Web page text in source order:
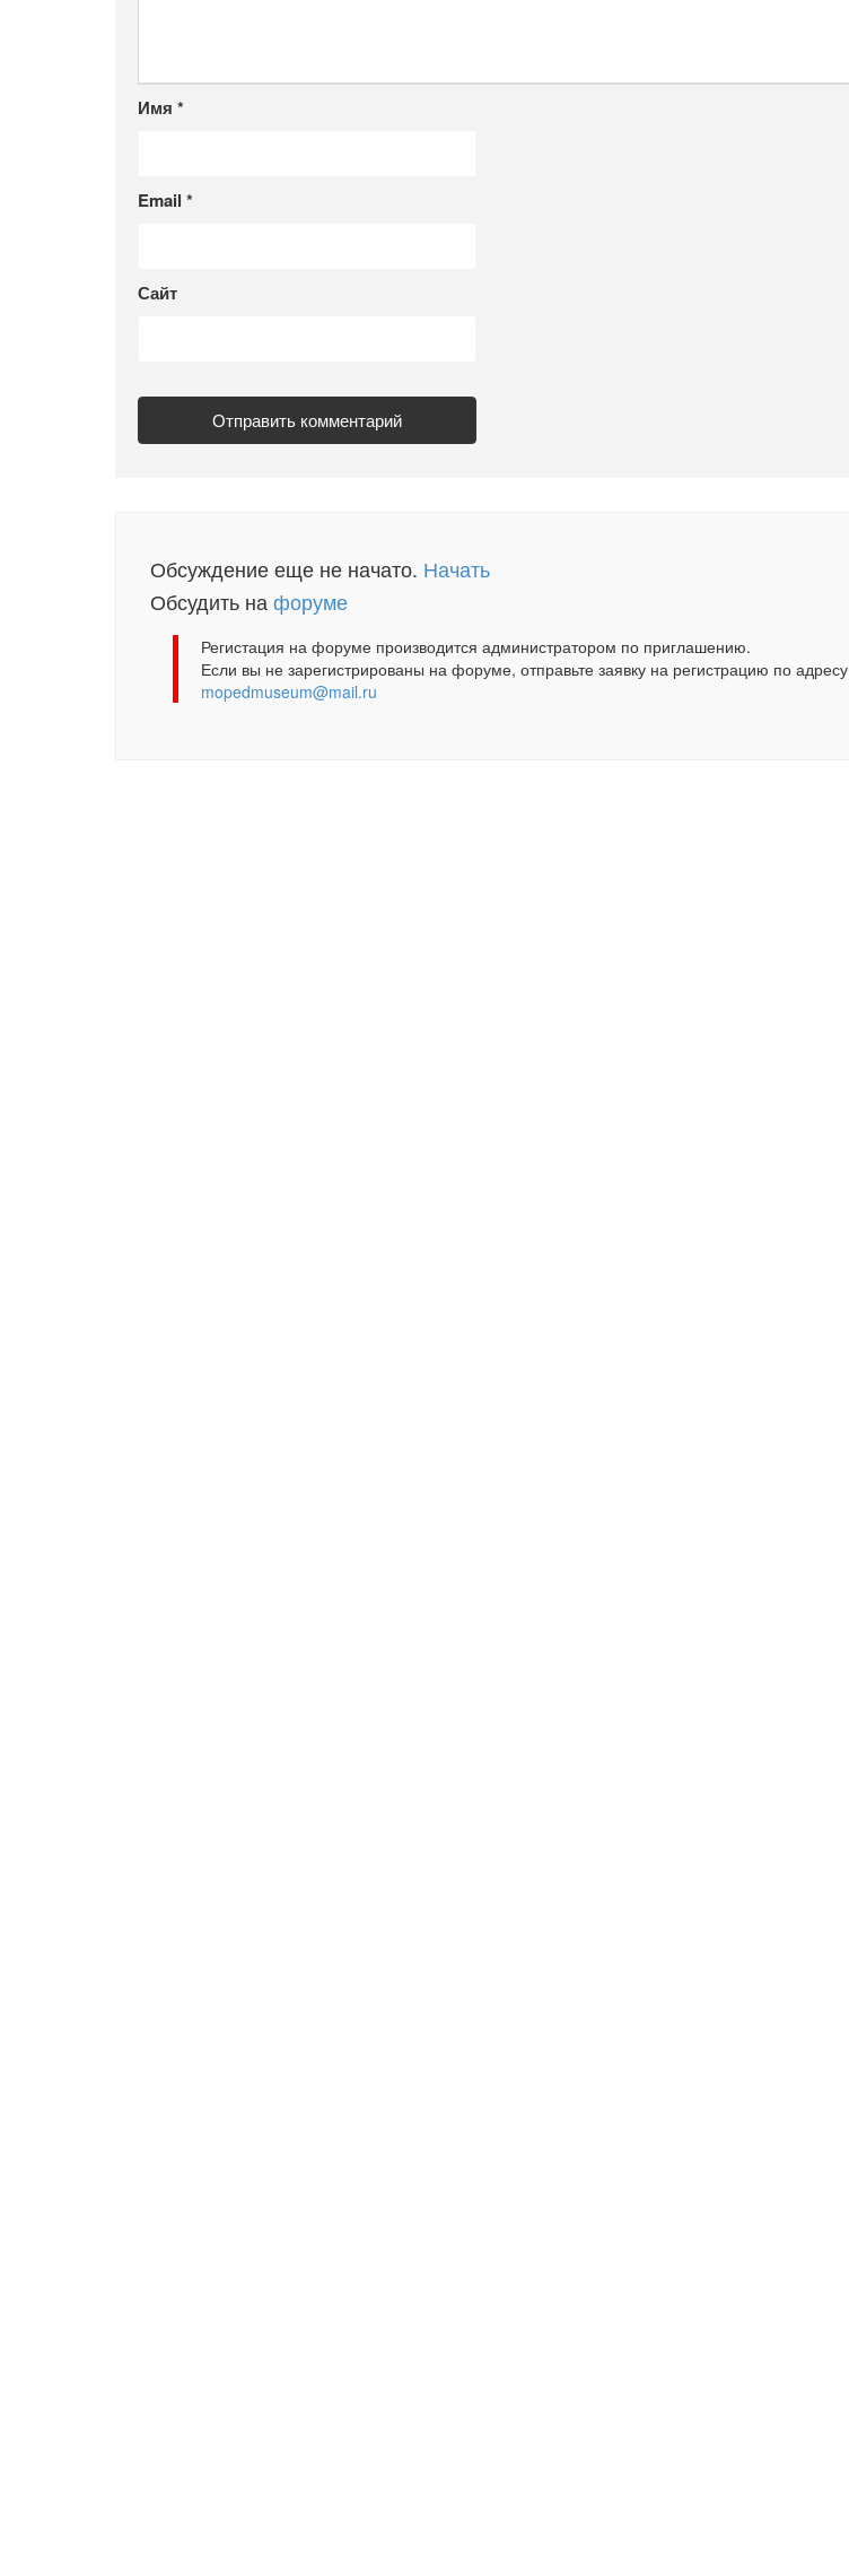
Имя *
Email *
Сайт
Обсуждение еще не начато. Начать
Обсудить на форуме
Регистация на форуме производится администратором по приглашению.
Если вы не зарегистрированы на форуме, отправьте заявку на регистрацию по адресу
mopedmuseum@mail.ru